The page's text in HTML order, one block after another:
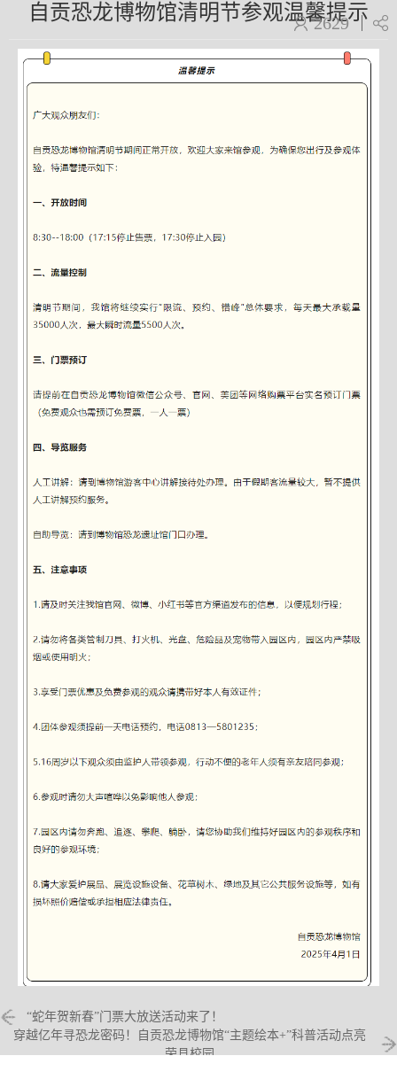
自贡恐龙博物馆清明节参观温馨提示
2629
“蛇年贺新春”门票大放送活动来了！
穿越亿年寻恐龙密码！自贡恐龙博物馆“主题绘本+”科普活动点亮
荣县校园